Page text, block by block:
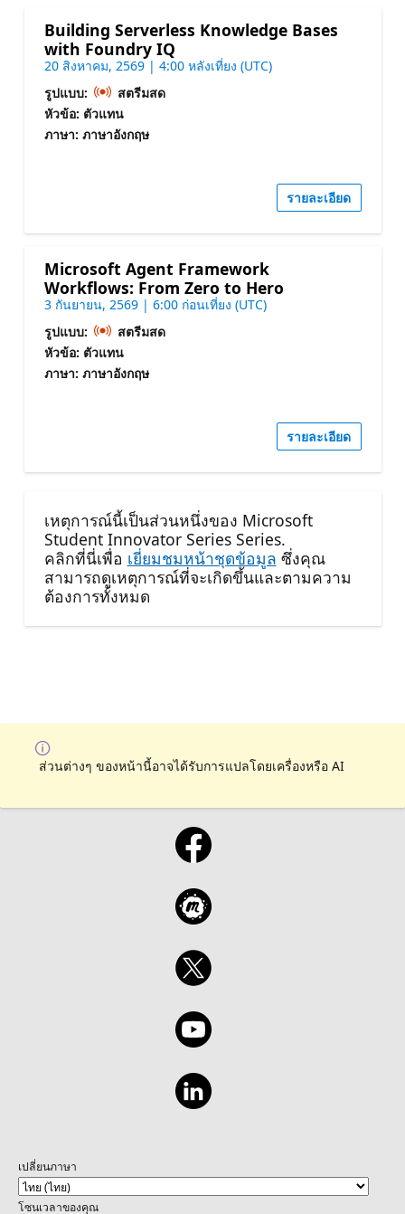
Building Serverless Knowledge Bases
with Foundry IQ
20 สิงหาคม, 2569 | 4:00 หลังเที่ยง (UTC)
รูปแบบ:
สตรีมสด
หัวข้อ: ตัวแทน
ภาษา: ภาษาอังกฤษ
รายละเอียด
Microsoft Agent Framework
Workflows: From Zero to Hero
3 กันยายน, 2569 | 6:00 ก่อนเที่ยง (UTC)
รูปแบบ:
สตรีมสด
หัวข้อ: ตัวแทน
ภาษา: ภาษาอังกฤษ
รายละเอียด
เหตุการณ์นี้เป็นส่วนหนึ่งของ Microsoft
Student Innovator Series Series.
คลิกที่นี่เพื่อ เยี่ยมชมหน้าชุดข้อมูล ซึ่งคุณ
สามารถดูเหตุการณ์ที่จะเกิดขึ้นและตามความ
ต้องการทั้งหมด
ส่วนต่างๆ ของหน้านี้อาจได้รับการแปลโดยเครื่องหรือ AI
เปลี่ยนภาษา
โซนเวลาของคุณ